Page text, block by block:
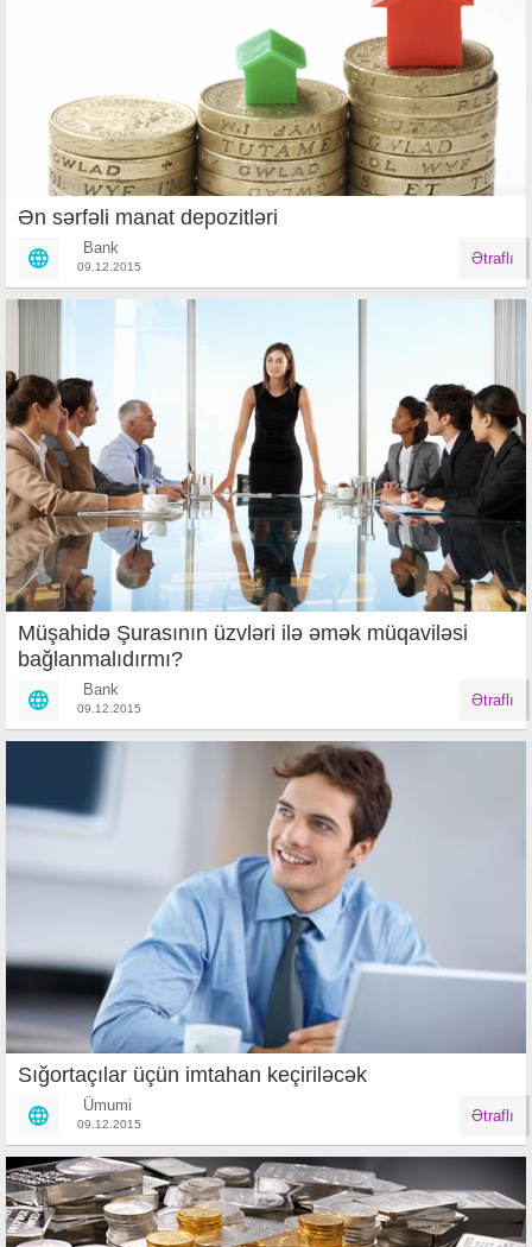
Ən sərfəli manat depozitləri
Bank
09.12.2015 Ətraflı
Müşahidə Şurasının üzvləri ilə əmək müqaviləsi
bağlanmalıdırmı?
Bank
09.12.2015 Ətraflı
Sığortaçılar üçün imtahan keçiriləcək
Ümumi
09.12.2015 Ətraflı